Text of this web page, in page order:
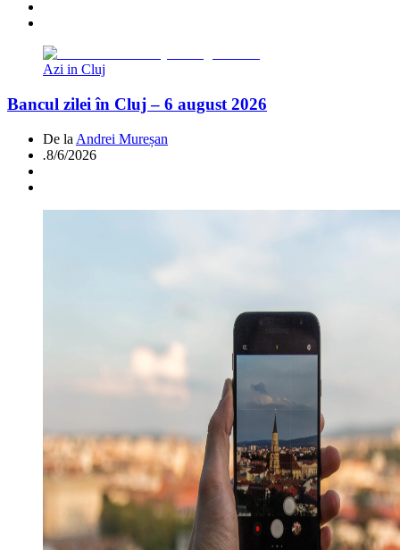
Azi in Cluj
Bancul zilei în Cluj – 6 august 2026
De la Andrei Mureșan
.8/6/2026